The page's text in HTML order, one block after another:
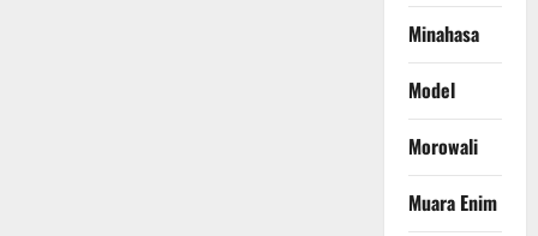
Minahasa
Model
Morowali
Muara Enim